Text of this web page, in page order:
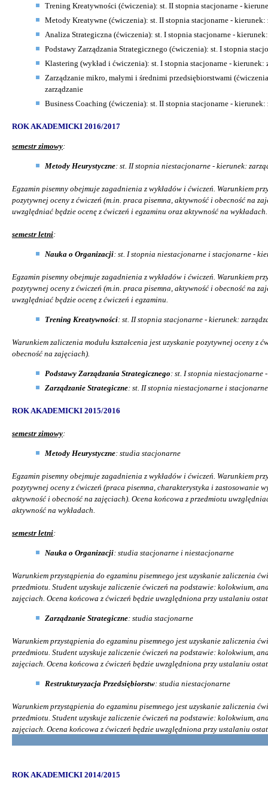
Trening Kreatywności (ćwiczenia): st. II stopnia stacjonarne -
Metody Kreatywne (ćwiczenia): st. II stopnia stacjonarne - kierunek:
Analiza Strategiczna (ćwiczenia): st. I stopnia stacjonarne -
Podstawy Zarządzania Strategicznego (ćwiczenia): st. I stopnia
Klastering (wykład i ćwiczenia): st. I stopnia stacjonarne - kierunek:
Zarządzanie mikro, małymi i średnimi przedsiębiorstwami
zarządzanie
Business Coaching (ćwiczenia): st. II stopnia stacjonarne - kierunek:
ROK AKADEMICKI 2016/2017
semestr zimowy:
Metody Heurystyczne: st. II stopnia niestacjonarne - kierunek:
Egzamin pisemny obejmuje zagadnienia z wykładów i ćwiczeń. Warunkiem
pozytywnej oceny z ćwiczeń (m.in. praca pisemna, aktywność i obecność na
uwzględniać będzie ocenę z ćwiczeń i egzaminu oraz aktywność na wykładach.
semestr letni:
Nauka o Organizacji: st. I stopnia niestacjonarne i stacjonarne -
Egzamin pisemny obejmuje zagadnienia z wykładów i ćwiczeń. Warunkiem
pozytywnej oceny z ćwiczeń (m.in. praca pisemna, aktywność i obecność na
uwzględniać będzie ocenę z ćwiczeń i egzaminu.
Trening Kreatywności: st. II stopnia stacjonarne - kierunek:
Warunkiem zaliczenia modułu kształcenia jest uzyskanie pozytywnej oceny z
obecność na zajęciach).
Podstawy Zarządzania Strategicznego : st. I stopnia niestacjonarne
Zarządzanie Strategiczne: st. II stopnia niestacjonarne i
ROK AKADEMICKI 2015/2016
semestr zimowy:
Metody Heurystyczne: studia stacjonarne
Egzamin pisemny obejmuje zagadnienia z wykładów i ćwiczeń. Warunkiem
pozytywnej oceny z ćwiczeń (praca pisemna, charakterystyka i zastosowanie
aktywność i obecność na zajęciach). Ocena końcowa z przedmiotu
aktywność na wykładach.
semestr letni:
Nauka o Organizacji: studia stacjonarne i niestacjonarne
Warunkiem przystąpienia do egzaminu pisemnego jest uzyskanie zaliczenia
przedmiotu. Student uzyskuje zaliczenie ćwiczeń na podstawie: kolokwium,
zajęciach. Ocena końcowa z ćwiczeń będzie uwzględniona przy ustalaniu
Zarządzanie Strategiczne: studia stacjonarne
Warunkiem przystąpienia do egzaminu pisemnego jest uzyskanie zaliczenia
przedmiotu. Student uzyskuje zaliczenie ćwiczeń na podstawie: kolokwium,
zajęciach. Ocena końcowa z ćwiczeń będzie uwzględniona przy ustalaniu
Restrukturyzacja Przedsiębiorstw: studia niestacjonarne
Warunkiem przystąpienia do egzaminu pisemnego jest uzyskanie zaliczenia
przedmiotu. Student uzyskuje zaliczenie ćwiczeń na podstawie: kolokwium,
zajęciach. Ocena końcowa z ćwiczeń będzie uwzględniona przy ustalaniu
ROK AKADEMICKI 2014/2015